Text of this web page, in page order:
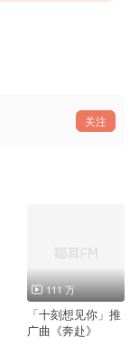
关注
111 万
「十刻想见你」推
广曲《奔赴》